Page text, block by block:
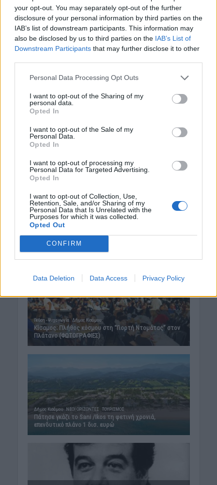
your opt-out. You may separately opt-out of the further
disclosure of your personal information by third parties on the
IAB’s list of downstream participants. This information may
also be disclosed by us to third parties on the IAB’s List of
Downstream Participants that may further disclose it to other
Personal Data Processing Opt Outs
I want to opt-out of the Sharing of my
personal data.
Opted In
I want to opt-out of the Sale of my
Personal Data.
Opted In
I want to opt-out of processing my
Personal Data for Targeted Advertising.
Opted In
I want to opt-out of Collection, Use,
Retention, Sale, and/or Sharing of my
Personal Data that Is Unrelated with the
Purposes for which it was collected.
Opted Out
CONFIRM
Data Deletion Data Access Privacy Policy
ΕΚΔΡΟΜΈΣ - ΤΑΞΊΔΙΑ • ΕΝΔΙΑΦΕΡΟΝΤΑ • ΚΡΗΤΗ
Οι πτήσεις Κρήτη – Αθήνα αυτές με τις
περισσότερες αναταράξεις στην
Ελλάδα
7 Αυγούστου 2026 11:43